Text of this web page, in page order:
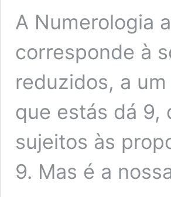
A Numerologia
corresponde à
reduzidos, a
que estás dá 9,
sujeitos às
9. Mas é a